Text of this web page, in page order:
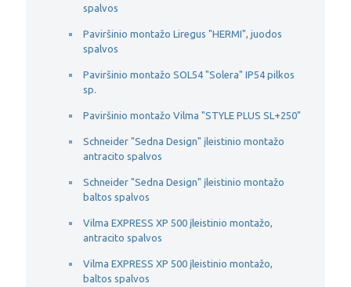
spalvos
Paviršinio montažo Liregus "HERMI", juodos
spalvos
Paviršinio montažo SOL54 "Solera" IP54 pilkos
sp.
Paviršinio montažo Vilma "STYLE PLUS SL+250"
Schneider "Sedna Design" įleistinio montažo
antracito spalvos
Schneider "Sedna Design" įleistinio montažo
baltos spalvos
Vilma EXPRESS XP 500 įleistinio montažo,
antracito spalvos
Vilma EXPRESS XP 500 įleistinio montažo,
baltos spalvos